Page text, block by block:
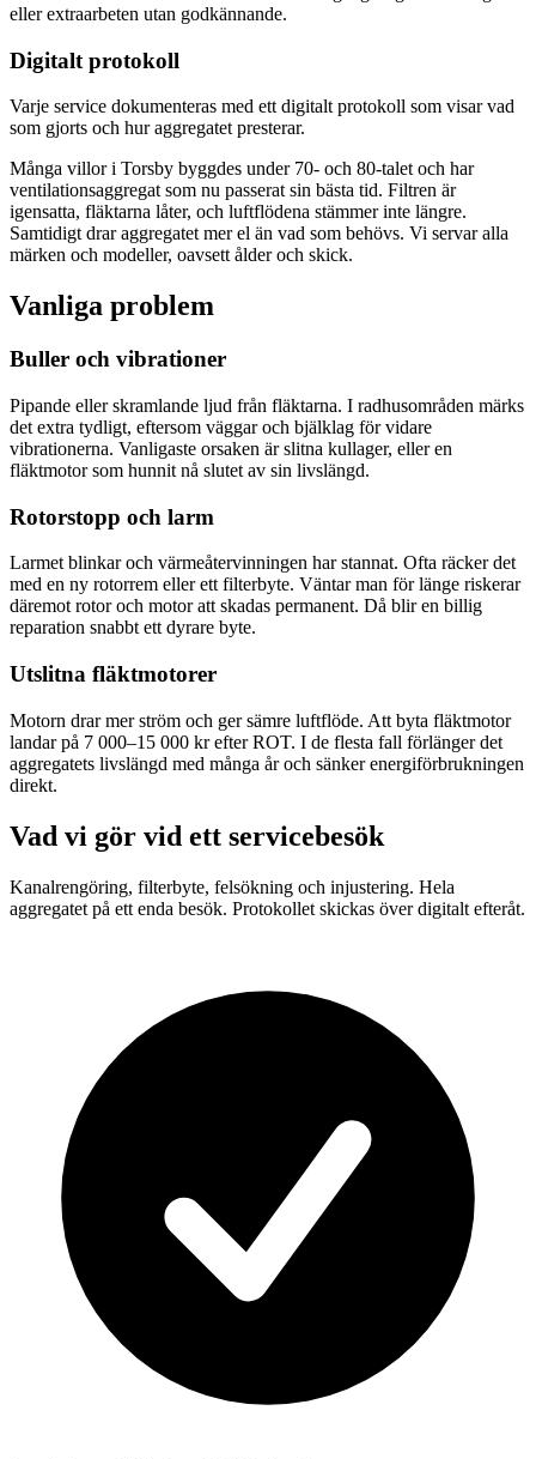
eller extraarbeten utan godkännande.
Digitalt protokoll
Varje service dokumenteras med ett digitalt protokoll som visar vad
som gjorts och hur aggregatet presterar.
Många villor i Torsby byggdes under 70- och 80-talet och har
ventilationsaggregat som nu passerat sin bästa tid. Filtren är
igensatta, fläktarna låter, och luftflödena stämmer inte längre.
Samtidigt drar aggregatet mer el än vad som behövs. Vi servar alla
märken och modeller, oavsett ålder och skick.
Vanliga problem
Buller och vibrationer
Pipande eller skramlande ljud från fläktarna. I radhusområden märks
det extra tydligt, eftersom väggar och bjälklag för vidare
vibrationerna. Vanligaste orsaken är slitna kullager, eller en
fläktmotor som hunnit nå slutet av sin livslängd.
Rotorstopp och larm
Larmet blinkar och värmeåtervinningen har stannat. Ofta räcker det
med en ny rotorrem eller ett filterbyte. Väntar man för länge riskerar
däremot rotor och motor att skadas permanent. Då blir en billig
reparation snabbt ett dyrare byte.
Utslitna fläktmotorer
Motorn drar mer ström och ger sämre luftflöde. Att byta fläktmotor
landar på 7 000–15 000 kr efter ROT. I de flesta fall förlänger det
aggregatets livslängd med många år och sänker energiförbrukningen
direkt.
Vad vi gör vid ett servicebesök
Kanalrengöring, filterbyte, felsökning och injustering. Hela
aggregatet på ett enda besök. Protokollet skickas över digitalt efteråt.